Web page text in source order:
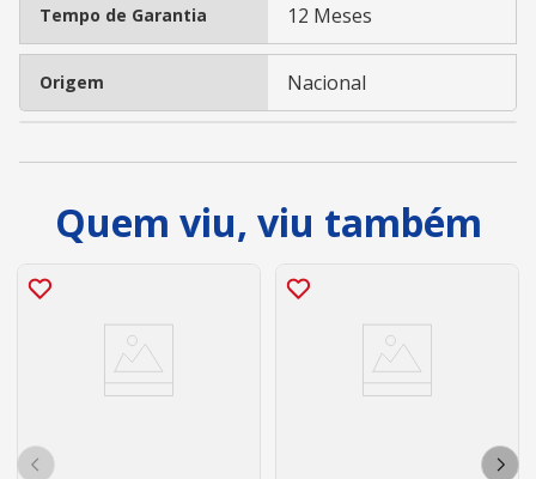
Tempo de Garantia 12 Meses
Origem Nacional
Quem viu, viu também